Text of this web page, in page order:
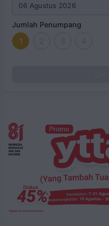
Jumlah Penumpang
1